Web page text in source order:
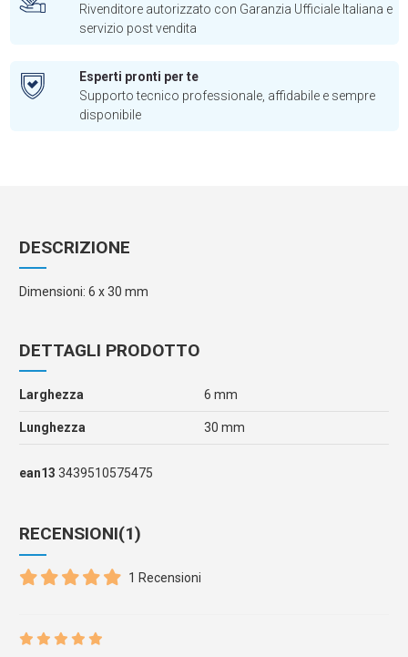
Rivenditore autorizzato con Garanzia Ufficiale Italiana e
servizio post vendita
Esperti pronti per te
Supporto tecnico professionale, affidabile e sempre
disponibile
DESCRIZIONE
Dimensioni: 6 x 30 mm
DETTAGLI PRODOTTO
Larghezza 6 mm
Lunghezza 30 mm
ean13 3439510575475
RECENSIONI(1)
1 Recensioni